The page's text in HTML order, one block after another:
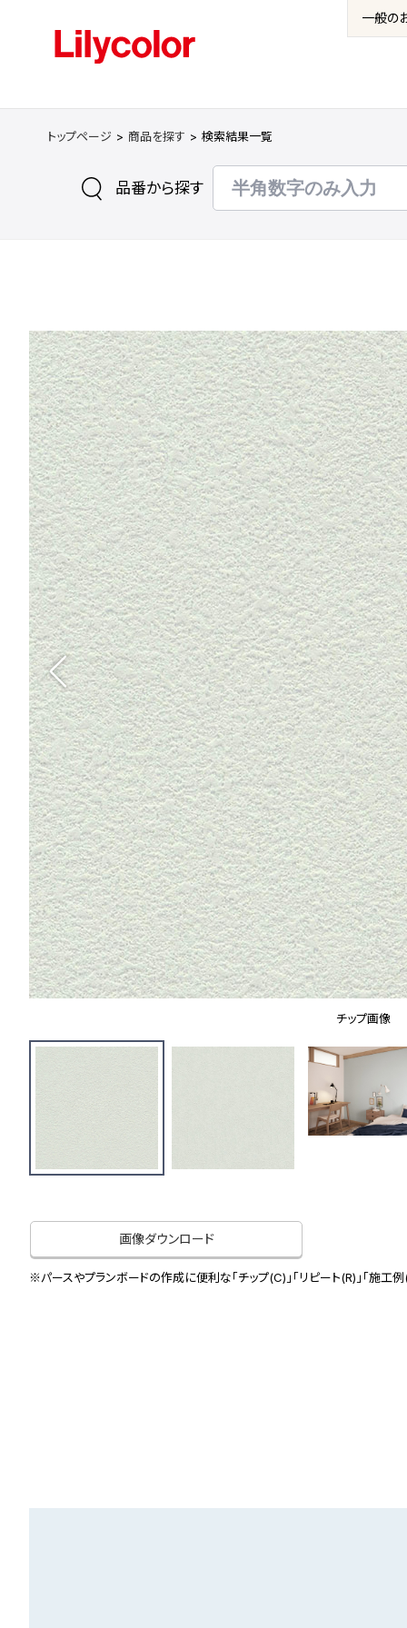
一般の
トップページ 商品を探す 検索結果一覧
品番から探す
チップ画像
画像ダウンロード
※パースやプランボードの作成に便利な「チップ(C)」「リピート(R)」「施工